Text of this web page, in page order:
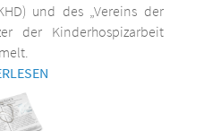
und des „Vereins der
der Kinderhospizarbeit